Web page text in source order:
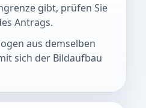
gibt, prüfen Sie
Antrags.
aus demselben
sich der Bildaufbau